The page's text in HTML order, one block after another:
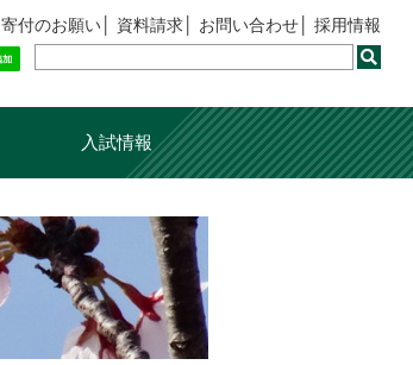
寄付のお願い 資料請求 お問い合わせ 採用情報
入試情報